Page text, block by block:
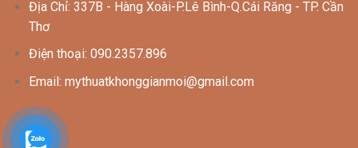
Địa Chỉ: 337B - Hàng Xoài-P.Lê Bình-Q.Cái Răng - TP. Cần
Thơ
Điện thoại: 090.2357.896
Email: mythuatkhonggianmoi@gmail.com